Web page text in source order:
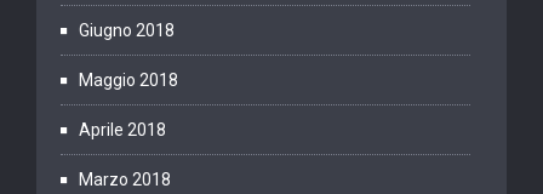
Giugno 2018
Maggio 2018
Aprile 2018
Marzo 2018